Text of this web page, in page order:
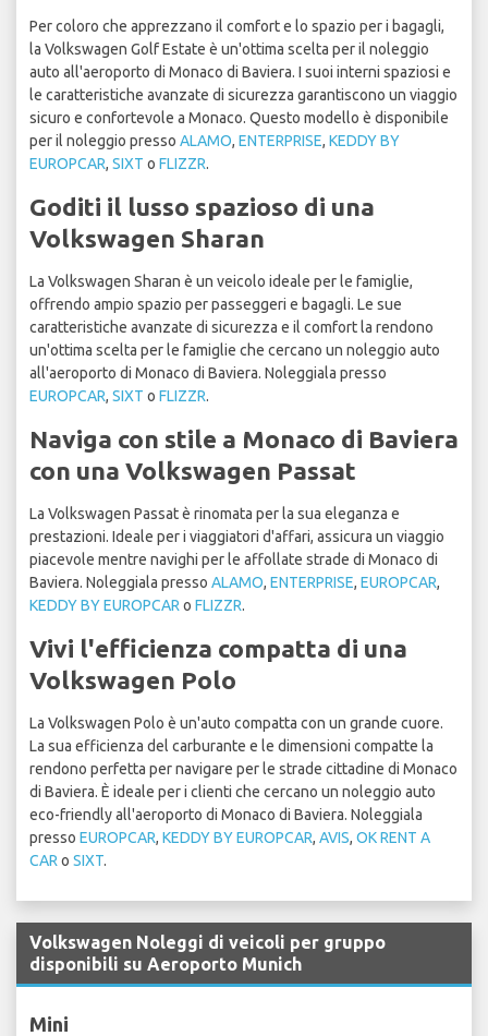
Per coloro che apprezzano il comfort e lo spazio per i bagagli,
la Volkswagen Golf Estate è un'ottima scelta per il noleggio
auto all'aeroporto di Monaco di Baviera. I suoi interni spaziosi e
le caratteristiche avanzate di sicurezza garantiscono un viaggio
sicuro e confortevole a Monaco. Questo modello è disponibile
per il noleggio presso ALAMO, ENTERPRISE, KEDDY BY
EUROPCAR, SIXT o FLIZZR.
Goditi il lusso spazioso di una
Volkswagen Sharan
La Volkswagen Sharan è un veicolo ideale per le famiglie,
offrendo ampio spazio per passeggeri e bagagli. Le sue
caratteristiche avanzate di sicurezza e il comfort la rendono
un'ottima scelta per le famiglie che cercano un noleggio auto
all'aeroporto di Monaco di Baviera. Noleggiala presso
EUROPCAR, SIXT o FLIZZR.
Naviga con stile a Monaco di Baviera
con una Volkswagen Passat
La Volkswagen Passat è rinomata per la sua eleganza e
prestazioni. Ideale per i viaggiatori d'affari, assicura un viaggio
piacevole mentre navighi per le affollate strade di Monaco di
Baviera. Noleggiala presso ALAMO, ENTERPRISE, EUROPCAR,
KEDDY BY EUROPCAR o FLIZZR.
Vivi l'efficienza compatta di una
Volkswagen Polo
La Volkswagen Polo è un'auto compatta con un grande cuore.
La sua efficienza del carburante e le dimensioni compatte la
rendono perfetta per navigare per le strade cittadine di Monaco
di Baviera. È ideale per i clienti che cercano un noleggio auto
eco-friendly all'aeroporto di Monaco di Baviera. Noleggiala
presso EUROPCAR, KEDDY BY EUROPCAR, AVIS, OK RENT A
CAR o SIXT.
Volkswagen Noleggi di veicoli per gruppo
disponibili su Aeroporto Munich
Mini